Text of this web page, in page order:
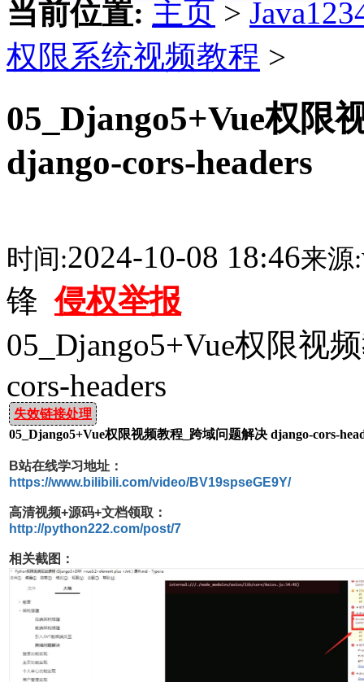
当前位置: 主页 >
权限系统视频教程 >
05_Django5+Vue权限
django-cors-headers
时间:2024-10-08 18:46来源:
锋侵权举报
05_Django5+Vue权限视
cors-headers
失效链接处理
05_Django5+Vue权限视频教程_跨域问题解决 django-cors-
B站在线学习地址：
https://www.bilibili.com/video/BV19spseGE9Y/
高清视频+源码+文档领取：
http://python222.com/post/7
相关截图：